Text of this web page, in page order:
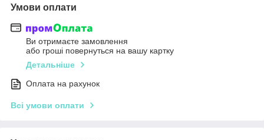
Умови оплати
Ви отримаєте замовлення
або гроші повернуться на вашу картку
Детальніше
Оплата на рахунок
Всі умови оплати